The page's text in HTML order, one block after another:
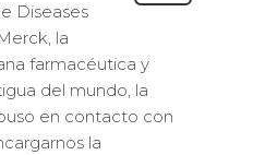
Diseases
la
farmacéutica y
del mundo, la
en contacto con
la